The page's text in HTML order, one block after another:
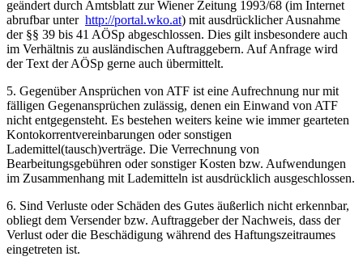
geändert durch Amtsblatt zur Wiener Zeitung 1993/68 (im Internet
abrufbar unter http://portal.wko.at) mit ausdrücklicher Ausnahme
der §§ 39 bis 41 AÖSp abgeschlossen. Dies gilt insbesondere auch
im Verhältnis zu ausländischen Auftraggebern. Auf Anfrage wird
der Text der AÖSp gerne auch übermittelt.
5. Gegenüber Ansprüchen von ATF ist eine Aufrechnung nur mit
fälligen Gegenansprüchen zulässig, denen ein Einwand von ATF
nicht entgegensteht. Es bestehen weiters keine wie immer gearteten
Kontokorrentvereinbarungen oder sonstigen
Lademittel(tausch)verträge. Die Verrechnung von
Bearbeitungsgebühren oder sonstiger Kosten bzw. Aufwendungen
im Zusammenhang mit Lademitteln ist ausdrücklich ausgeschlossen.
6. Sind Verluste oder Schäden des Gutes äußerlich nicht erkennbar,
obliegt dem Versender bzw. Auftraggeber der Nachweis, dass der
Verlust oder die Beschädigung während des Haftungszeitraumes
eingetreten ist.